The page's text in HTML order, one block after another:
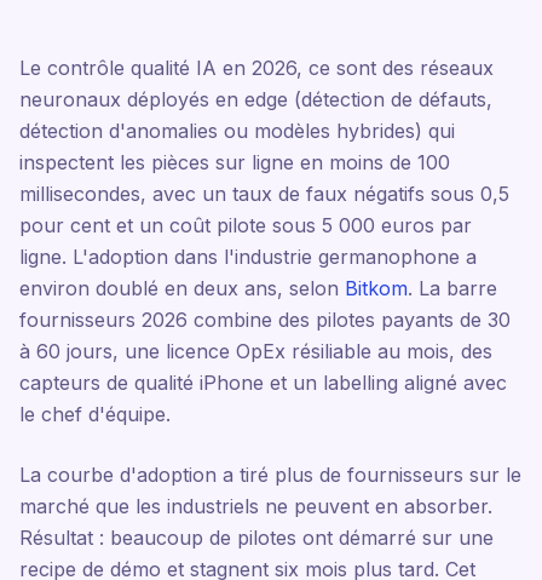
Le contrôle qualité IA en 2026, ce sont des réseaux
neuronaux déployés en edge (détection de défauts,
détection d'anomalies ou modèles hybrides) qui
inspectent les pièces sur ligne en moins de 100
millisecondes, avec un taux de faux négatifs sous 0,5
pour cent et un coût pilote sous 5 000 euros par
ligne. L'adoption dans l'industrie germanophone a
environ doublé en deux ans, selon Bitkom. La barre
fournisseurs 2026 combine des pilotes payants de 30
à 60 jours, une licence OpEx résiliable au mois, des
capteurs de qualité iPhone et un labelling aligné avec
le chef d'équipe.
La courbe d'adoption a tiré plus de fournisseurs sur le
marché que les industriels ne peuvent en absorber.
Résultat : beaucoup de pilotes ont démarré sur une
recipe de démo et stagnent six mois plus tard. Cet